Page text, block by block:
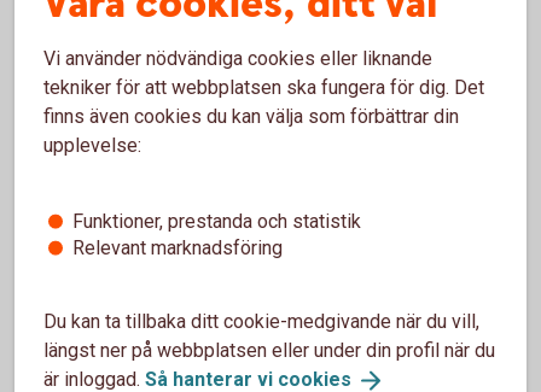
Låna till bostad
Räkna på bolån
Ansök om bolån
Vi använder nödvändiga cookies eller liknande
tekniker för att webbplatsen ska fungera för dig. Det
finns även cookies du kan välja som förbättrar din
upplevelse:
Funktioner, prestanda och statistik
Relevant marknadsföring
Du kan ta tillbaka ditt cookie-medgivande när du vill,
längst ner på webbplatsen eller under din profil när du
är inloggad. Så hanterar vi cookies